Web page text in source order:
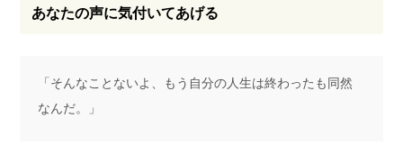
あなたの声に気付いてあげる
「そんなことないよ、もう自分の人生は終わったも同然
なんだ。」